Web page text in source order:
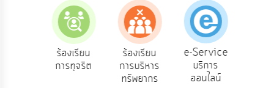
ยุทธศาสตร์/
ร้องเรียน
การทุจริต
ร้องเรียน
การบริหาร
ทรัพยากร
e-Service
บริการ
ออนไลน์